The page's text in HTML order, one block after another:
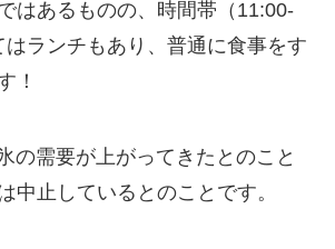
はあるものの、時間帯（11:00-
ランチもあり、普通に食事をす
！
の需要が上がってきたとのこと
中止しているとのことです。